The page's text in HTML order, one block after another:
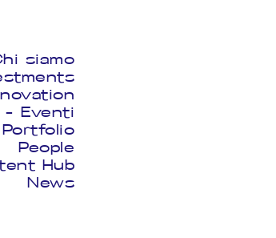
siamo
- Eventi
Portfolio
People
Hub
News